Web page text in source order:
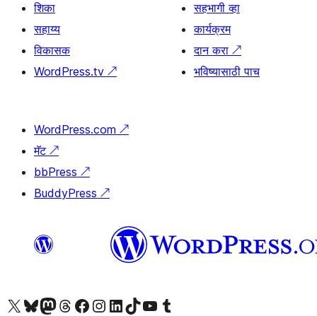
शिका
सहाय्य
विकासक
WordPress.tv ↗
सहभागी व्हा
कार्यक्रम
दान करा ↗
भविष्यासाठी पाच
WordPress.com ↗
मॅट ↗
bbPress ↗
BuddyPress ↗
आमच्या X (एक्स) (पूर्वीचे ट्विटर) खात्याला भेट द्या आमच्या ब्लूस्की खात्याला भेट द्या.आमच्या Mastodon खात्याला भेट द्या.आमच्या थ्रेड्स खात्याला भेट द्या. आमच्या फेसबुक पेजला भेट द्या आमच्या इंस्टाग्राम खात्याला भेट द्या आमच्या लिंक्डइन खात्याला भेट द्या आमच्या टिकटॉक अकाउंटला भेट द्या.आमच्या यूट्यूब चॅनेलला भेट द्या आमच्या टंबलर खात्याला भेट द्या.